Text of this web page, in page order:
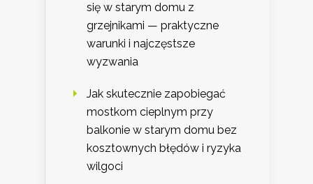
się w starym domu z
grzejnikami — praktyczne
warunki i najczęstsze
wyzwania
Jak skutecznie zapobiegać
mostkom cieplnym przy
balkonie w starym domu bez
kosztownych błędów i ryzyka
wilgoci